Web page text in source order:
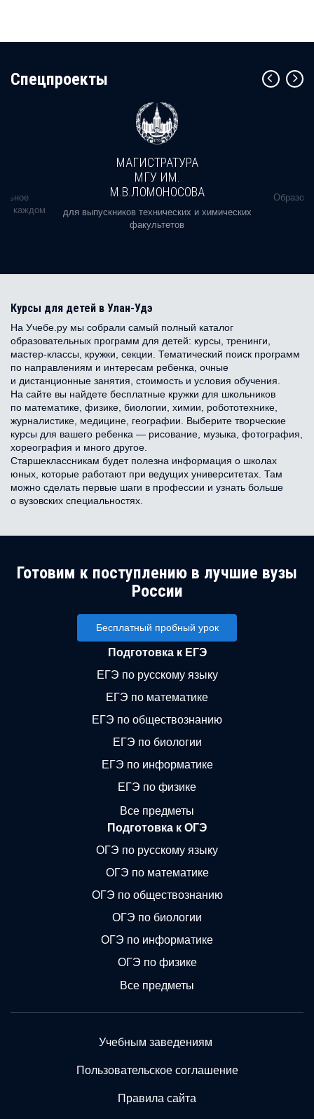
Cпецпроекты
в каждом
МАГИСТРАТУРА
МГУ ИМ.
М.В.ЛОМОНОСОВА
для выпускников технических и химических
факультетов
Курсы для детей в Улан-Удэ
На Учебе.ру мы собрали самый полный каталог
образовательных программ для детей: курсы, тренинги,
мастер-классы, кружки, секции. Тематический поиск программ
по направлениям и интересам ребенка, очные
и дистанционные занятия, стоимость и условия обучения.
На сайте вы найдете бесплатные кружки для школьников
по математике, физике, биологии, химии, робототехнике,
журналистике, медицине, географии. Выберите творческие
курсы для вашего ребенка — рисование, музыка, фотография,
хореография и много другое.
Старшеклассникам будет полезна информация о школах
юных, которые работают при ведущих университетах. Там
можно сделать первые шаги в профессии и узнать больше
о вузовских специальностях.
Готовим к поступлению в лучшие вузы
России
Бесплатный пробный урок
Подготовка к ЕГЭ
ЕГЭ по русскому языку
ЕГЭ по математике
ЕГЭ по обществознанию
ЕГЭ по биологии
ЕГЭ по информатике
ЕГЭ по физике
Все предметы
Подготовка к ОГЭ
ОГЭ по русскому языку
ОГЭ по математике
ОГЭ по обществознанию
ОГЭ по биологии
ОГЭ по информатике
ОГЭ по физике
Все предметы
Учебным заведениям
Пользовательское соглашение
Правила сайта